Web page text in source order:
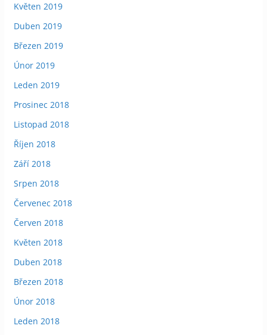
Květen 2019
Duben 2019
Březen 2019
Únor 2019
Leden 2019
Prosinec 2018
Listopad 2018
Říjen 2018
Září 2018
Srpen 2018
Červenec 2018
Červen 2018
Květen 2018
Duben 2018
Březen 2018
Únor 2018
Leden 2018